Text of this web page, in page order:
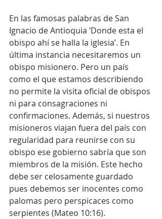
En las famosas palabras de San
Ignacio de Antioquia ‘Donde esta el
obispo ahí se halla la iglesia’. En
última instancia necesitaremos un
obispo misionero. Pero un país
como el que estamos describiendo
no permite la visita oficial de obispos
ni para consagraciones ni
confirmaciones. Además, si nuestros
misioneros viajan fuera del país con
regularidad para reunirse con su
obispo ese gobierno sabría que son
miembros de la misión. Este hecho
debe ser celosamente guardado
pues debemos ser inocentes como
palomas pero perspicaces como
serpientes (Mateo 10:16).